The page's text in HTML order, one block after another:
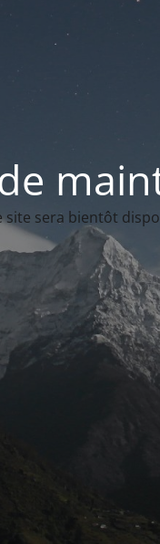
site sera bientôt